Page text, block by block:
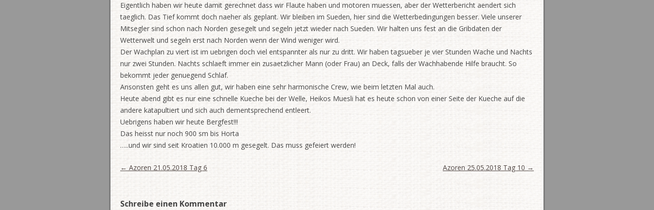
Eigentlich haben wir heute damit gerechnet dass wir Flaute haben und motoren muessen, aber der Wetterbericht aendert sich
taeglich. Das Tief kommt doch naeher als geplant. Wir bleiben im Sueden, hier sind die Wetterbedingungen besser. Viele unserer
Mitsegler sind schon nach Norden gesegelt und segeln jetzt wieder nach Sueden. Wir halten uns fest an die Gribdaten der
Wetterwelt und segeln erst nach Norden wenn der Wind weniger wird.
Der Wachplan zu viert ist im uebrigen doch viel entspannter als nur zu dritt. Wir haben tagsueber je vier Stunden Wache und Nachts
nur zwei Stunden. Nachts schlaeft immer ein zusaetzlicher Mann (oder Frau) an Deck, falls der Wachhabende Hilfe braucht. So
bekommt jeder genuegend Schlaf.
Ansonsten geht es uns allen gut, wir haben eine sehr harmonische Crew, wie beim letzten Mal auch.
Heute abend gibt es nur eine schnelle Kueche bei der Welle, Heikos Muesli hat es heute schon von einer Seite der Kueche auf die
andere katapultiert und sich auch dementsprechend entleert.
Uebrigens haben wir heute Bergfest!!!
Das heisst nur noch 900 sm bis Horta
…..und wir sind seit Kroatien 10.000 m gesegelt. Das muss gefeiert werden!
Artikel-Navigation
← Azoren 21.05.2018 Tag 6 Azoren 25.05.2018 Tag 10 →
Schreibe einen Kommentar